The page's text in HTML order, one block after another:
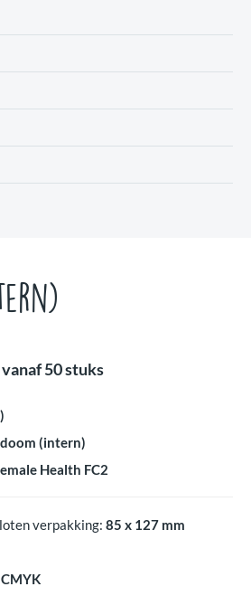
50 stuks
(intern)
Health FC2
verpakking: 85 x 127 mm
CMYK